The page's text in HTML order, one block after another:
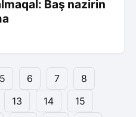
Baş nazirin
5 6 7
8
13 14
15